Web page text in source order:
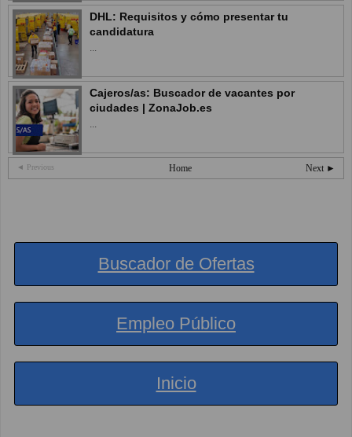
DHL: Requisitos y cómo presentar tu
candidatura
...
Cajeros/as: Buscador de vacantes por
ciudades | ZonaJob.es
...
◄ Previous Next ►
Home
Buscador de Ofertas
Empleo Público
Inicio